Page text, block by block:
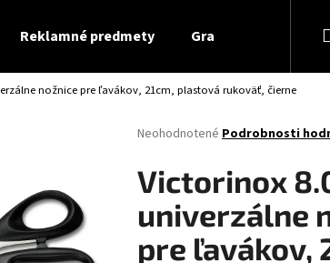
Reklamné predmety Gravírovanie
nožnice pre ľavákov, 21cm, plastová rukoväť, čierne
Priemerné
produktu
je
z
hviezdičiek.
Neohodnotené Podrobnosti
Victorinox
univerzálne
pre ľavákov,